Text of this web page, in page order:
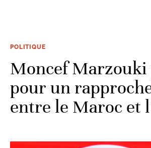
POLITIQUE
Moncef Marzouki
pour un
entre le Maroc et